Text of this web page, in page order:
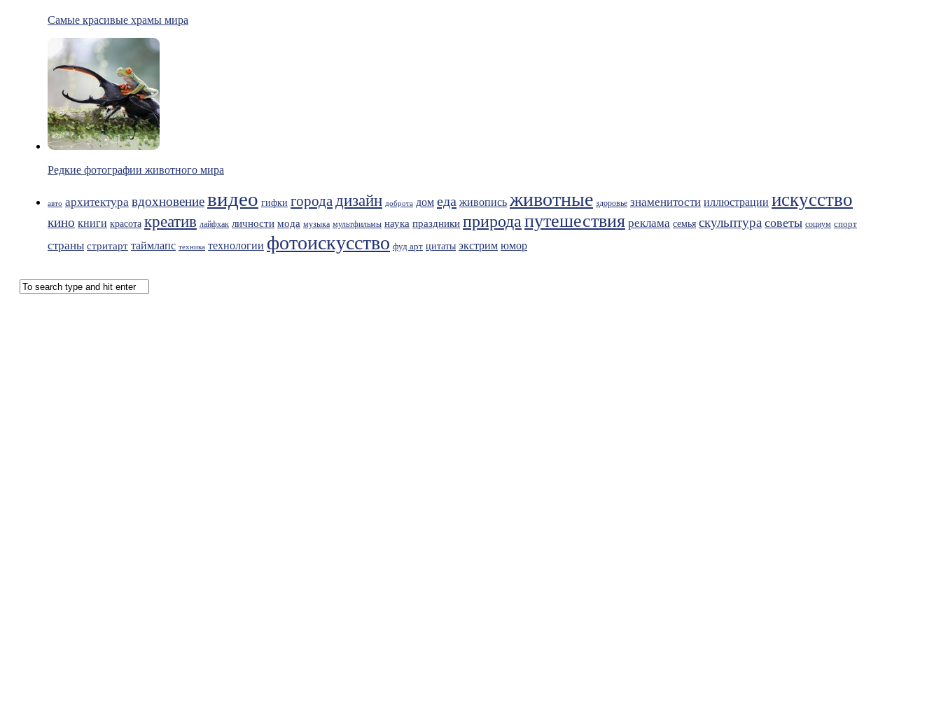
Самые красивые храмы мира
Редкие фотографии животного мира
авто архитектура вдохновениевидео гифки городадизайн доброта дом еда живопись животные здоровье знаменитости иллюстрации искусство
кино книги красота креатив лайфхак личности мода музыка мультфильмы наука праздники природапутешествия реклама семья скульптура советы социум спорт
страны стритарт таймлапс техника технологии фотоискусство фуд арт цитаты экстрим юмор